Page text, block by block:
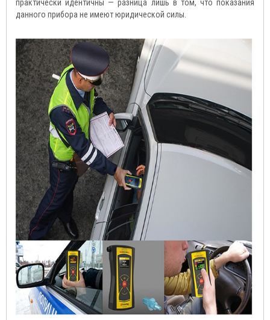
практически идентичны — разница лишь в том, что показания
данного прибора не имеют юридической силы.